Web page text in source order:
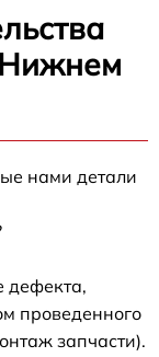
Нижнем
нами детали
дефекта,
проведенного
запчасти).